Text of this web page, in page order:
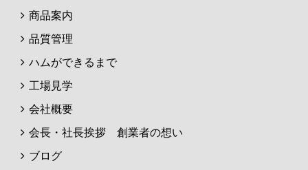
商品案内
品質管理
ハムができるまで
工場見学
会社概要
会長・社長挨拶 創業者の想い
ブログ